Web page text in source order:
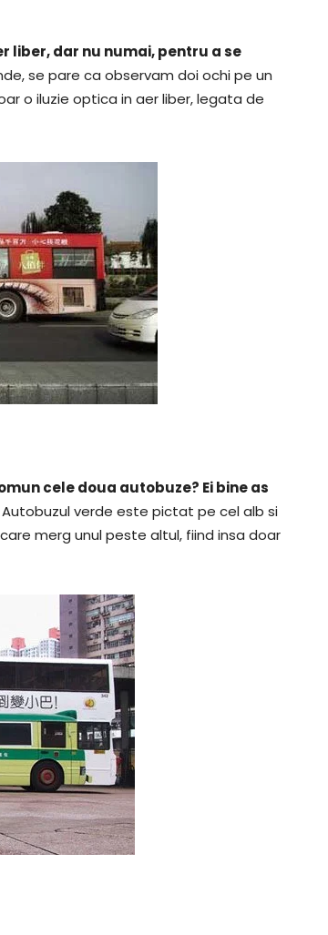
liber, dar nu numai, pentru a se
se pare ca observam doi ochi pe un
o iluzie optica in aer liber, legata de
cele doua autobuze? Ei bine as
Autobuzul verde este pictat pe cel alb si
merg unul peste altul, fiind insa doar